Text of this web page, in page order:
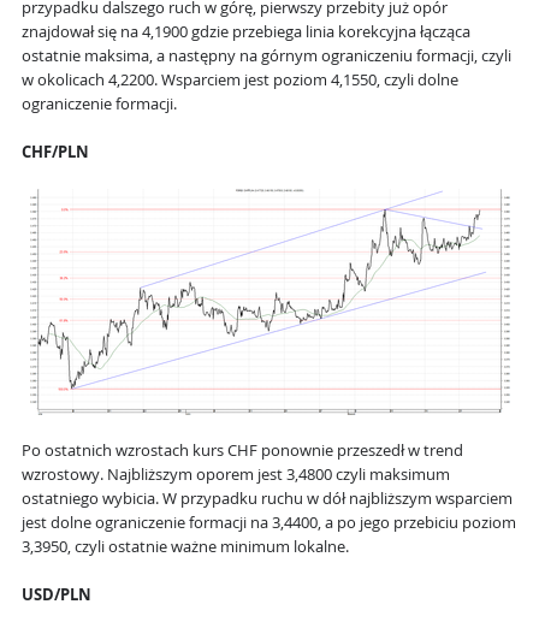
przypadku dalszego ruch w górę, pierwszy przebity już opór
znajdował się na 4,1900 gdzie przebiega linia korekcyjna łącząca
ostatnie maksima, a następny na górnym ograniczeniu formacji, czyli
w okolicach 4,2200. Wsparciem jest poziom 4,1550, czyli dolne
ograniczenie formacji.
CHF/PLN
Po ostatnich wzrostach kurs CHF ponownie przeszedł w trend
wzrostowy. Najbliższym oporem jest 3,4800 czyli maksimum
ostatniego wybicia. W przypadku ruchu w dół najbliższym wsparciem
jest dolne ograniczenie formacji na 3,4400, a po jego przebiciu poziom
3,3950, czyli ostatnie ważne minimum lokalne.
USD/PLN